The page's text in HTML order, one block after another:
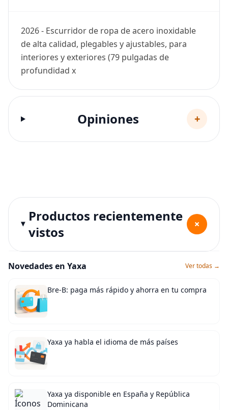
2026 - Escurridor de ropa de acero inoxidable
de alta calidad, plegables y ajustables, para
interiores y exteriores (79 pulgadas de
profundidad x
Opiniones +
Productos recientemente
vistos
+
Novedades en Yaxa Ver todas →
Bre-B: paga más rápido y ahorra en tu compra
Yaxa ya habla el idioma de más países
Yaxa ya disponible en España y República
Dominicana